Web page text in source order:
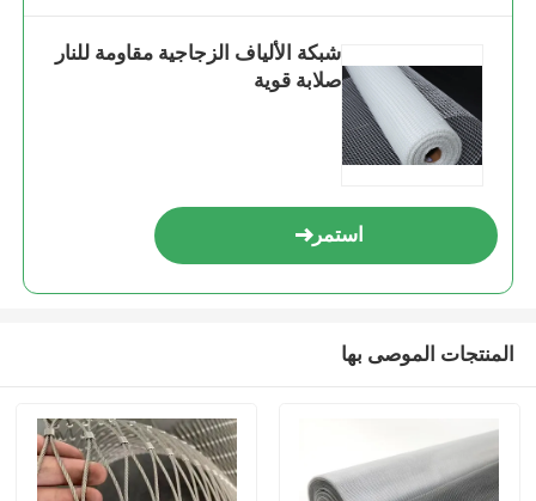
شبكة الألياف الزجاجية مقاومة للنار
صلابة قوية
استمر
المنتجات الموصى بها